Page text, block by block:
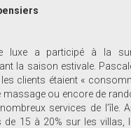
luxe a participé à la
la saison estivale.
clients étaient «
massage ou encore de
services de l’île.
de 15 à 20% sur les villas,